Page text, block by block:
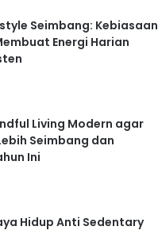
Seimbang: Kebiasaan
Energi Harian
Living Modern agar
Seimbang dan
Ini
Hidup Anti Sedentary